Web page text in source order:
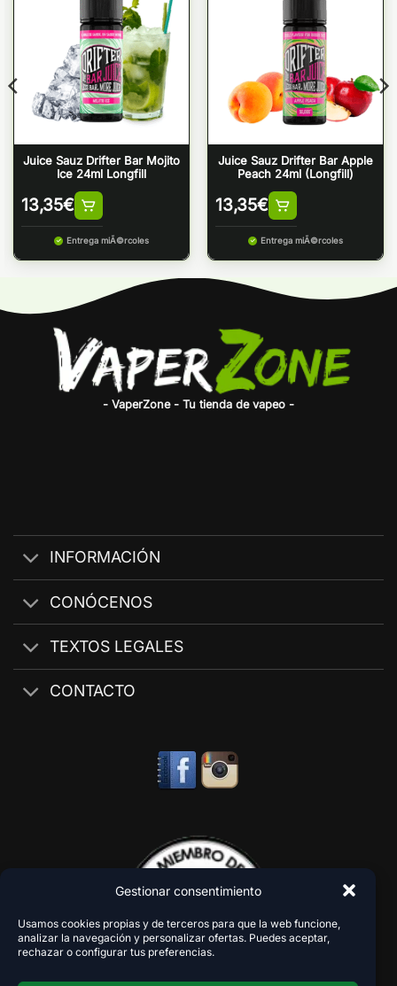
Gestionar consentimiento
Usamos cookies propias y de terceros para que la web funcione,
analizar la navegación y personalizar ofertas. Puedes aceptar,
rechazar o configurar tus preferencias.
Juice Sauz Drifter Bar Mojito
Ice 24ml Longfill
13,35€
Entrega miÃ©rcoles
Juice Sauz Drifter Bar Apple
Peach 24ml (Longfill)
13,35€
Entrega miÃ©rcoles
- VaperZone - Tu tienda de vapeo -
INFORMACIÓN
CONÓCENOS
TEXTOS LEGALES
CONTACTO